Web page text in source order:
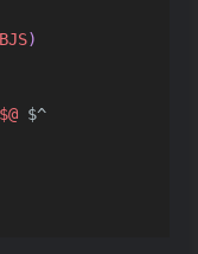
)
$@